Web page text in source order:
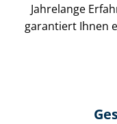
Jahrelange
garantiert Ihnen